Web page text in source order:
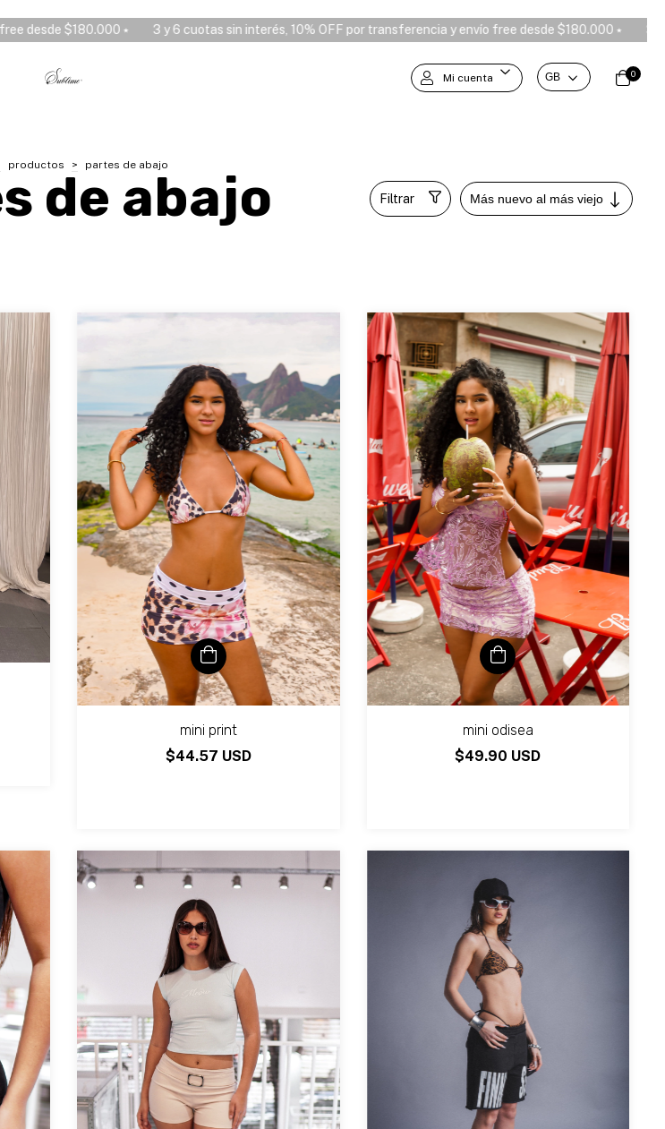
⭑ 3 y 6 cuotas sin interés, 10% OFF por transferencia y envío free desde $180.000 ⭑ 3 y 6 cuotas sin
Mi cuenta 0
productos > partes de abajo
de abajo Filtrar
mini print
$44.57 USD
mini odisea
$49.90 USD